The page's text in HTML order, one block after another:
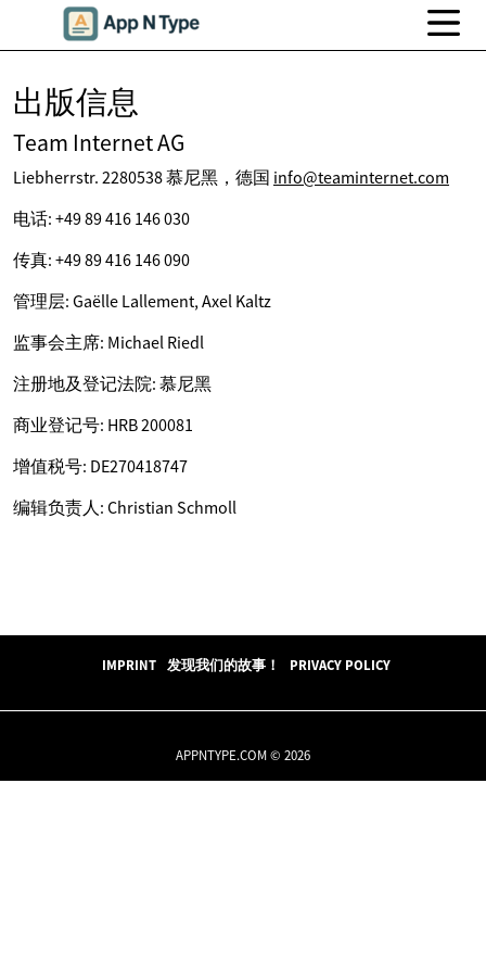
出版信息
Team Internet AG
Liebherrstr. 2280538 慕尼黑，德国 info@teaminternet.com
电话: +49 89 416 146 030
传真: +49 89 416 146 090
管理层: Gaëlle Lallement, Axel Kaltz
监事会主席: Michael Riedl
注册地及登记法院: 慕尼黑
商业登记号: HRB 200081
增值税号: DE270418747
编辑负责人: Christian Schmoll
IMPRINT 发现我们的故事！ PRIVACY POLICY
APPNTYPE.COM © 2026